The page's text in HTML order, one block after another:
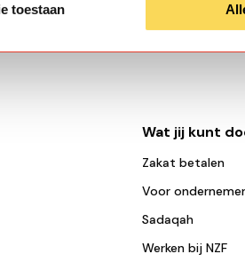
toestaan
Wat jij kunt
Zakat betalen
Voor
Sadaqah
Werken bij NZF